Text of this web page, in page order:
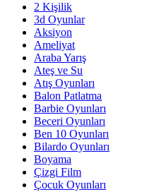
2 Kişilik
3d Oyunlar
Aksiyon
Ameliyat
Araba Yarış
Ateş ve Su
Atış Oyunları
Balon Patlatma
Barbie Oyunları
Beceri Oyunları
Ben 10 Oyunları
Bilardo Oyunları
Boyama
Çizgi Film
Çocuk Oyunları